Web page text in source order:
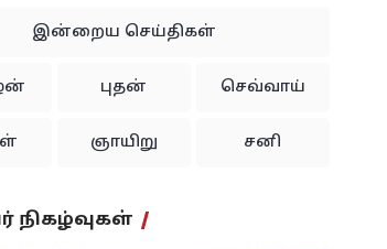
இன்றைய செய்திகள்
புதன் செவ்வாய்
ஞாயிறு சனி
நிகழ்வுகள்